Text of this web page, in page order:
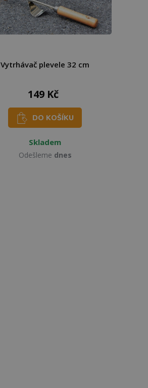
Vytrhávač plevele 32 cm
149 Kč
DO KOŠÍKU
Skladem
Odešleme dnes